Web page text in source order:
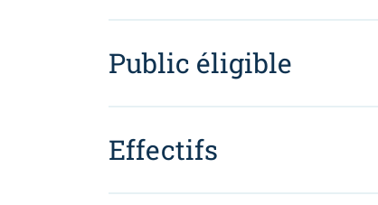
Public éligible
Effectifs